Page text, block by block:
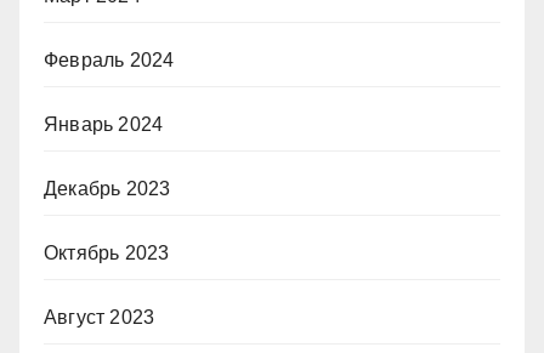
Февраль 2024
Январь 2024
Декабрь 2023
Октябрь 2023
Август 2023